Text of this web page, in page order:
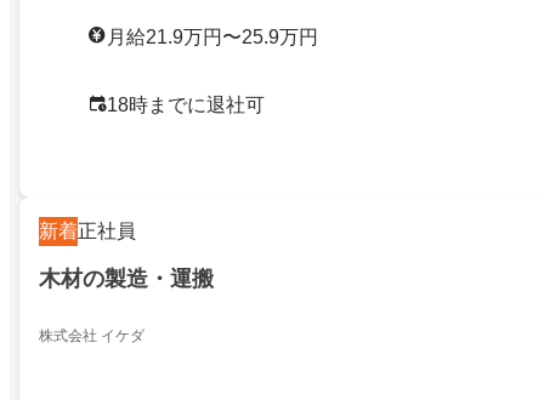
月給21.9万円〜25.9万円
18時までに退社可
新着正社員
木材の製造・運搬
株式会社 イケダ